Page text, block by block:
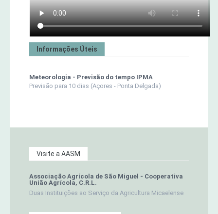
Informações Úteis
Meteorologia - Previsão do tempo IPMA
Previsão para 10 dias (Açores - Ponta Delgada)
Visite a AASM
Associação Agrícola de São Miguel - Cooperativa
União Agrícola, C.R.L.
Duas Instituições ao Serviço da Agricultura Micaelense